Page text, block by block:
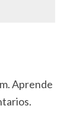
Aprende